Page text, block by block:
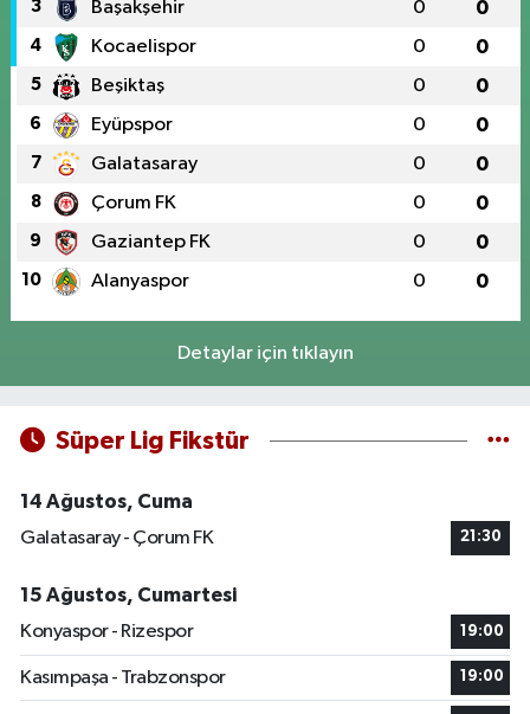
3 Başakşehir 0 0
4 Kocaelispor 0 0
5 Beşiktaş 0 0
6 Eyüpspor 0 0
7 Galatasaray 0 0
8 Çorum FK 0 0
9 Gaziantep FK 0 0
10 Alanyaspor 0 0
Detaylar için tıklayın
Süper Lig Fikstür
14 Ağustos, Cuma
Galatasaray - Çorum FK
21:30
15 Ağustos, Cumartesi
Konyaspor - Rizespor
19:00
Kasımpaşa - Trabzonspor 19:00